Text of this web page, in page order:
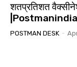
शतप्रतिशत
|Postmanindia
POSTMAN DESK -